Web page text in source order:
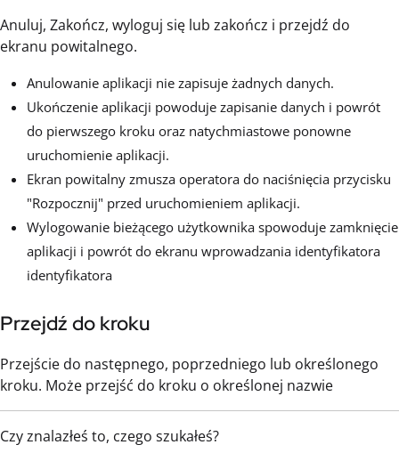
Anuluj, Zakończ, wyloguj się lub zakończ i przejdź do
ekranu powitalnego.
Anulowanie aplikacji nie zapisuje żadnych danych.
Ukończenie aplikacji powoduje zapisanie danych i powrót
do pierwszego kroku oraz natychmiastowe ponowne
uruchomienie aplikacji.
Ekran powitalny zmusza operatora do naciśnięcia przycisku
"Rozpocznij" przed uruchomieniem aplikacji.
Wylogowanie bieżącego użytkownika spowoduje zamknięcie
aplikacji i powrót do ekranu wprowadzania identyfikatora
identyfikatora
Przejdź do kroku
Przejście do następnego, poprzedniego lub określonego
kroku. Może przejść do kroku o określonej nazwie
Czy znalazłeś to, czego szukałeś?